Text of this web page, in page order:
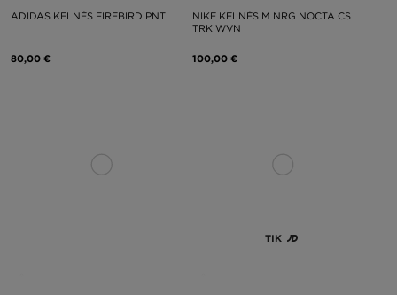
ADIDAS KELNĖS FIREBIRD PNT
80,00 €
NIKE KELNĖS M NRG NOCTA CS
TRK WVN
100,00 €
TIK